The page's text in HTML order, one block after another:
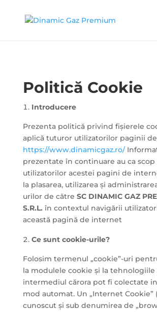
Politică Cookie
Introducere
Prezenta politică privind fișierele
aplică tuturor utilizatorilor paginii
https://www.dinamicgaz.ro/
prezentate în continuare au ca
utilizatorilor acestei pagini de
la plasarea, utilizarea și
urilor de către SC DINAMIC GAZ
S.R.L. în contextul navigării
această pagină de internet
Ce sunt cookie-urile?
Folosim termenul „cookie”-uri
la modulele cookie și la
intermediul cărora pot fi colectate
mod automat. Un „Internet Cookie”
cunoscut și sub denumirea de